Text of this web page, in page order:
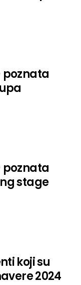
poznata
poznata
stage
koji su
2024